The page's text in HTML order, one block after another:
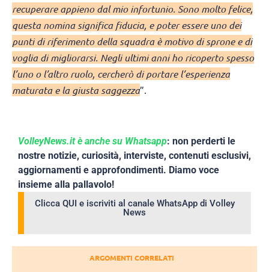
recuperare appieno dal mio infortunio. Sono molto felice,
questa nomina significa fiducia, e poter essere uno dei
punti di riferimento della squadra è motivo di sprone e di
voglia di migliorarsi. Negli ultimi anni ho ricoperto spesso
l’uno o l’altro ruolo, cercherò di portare l’esperienza
maturata e la giusta saggezza”.
VolleyNews.it è anche su Whatsapp: non perderti le
nostre notizie, curiosità, interviste, contenuti esclusivi,
aggiornamenti e approfondimenti. Diamo voce
insieme alla pallavolo!
Clicca QUI e iscriviti al canale WhatsApp di Volley
News
ARGOMENTI CORRELATI